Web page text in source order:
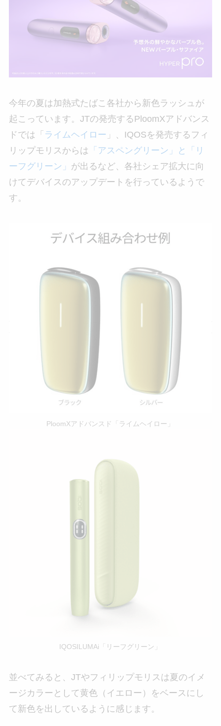
今年の夏は加熱式たばこ各社から新色ラッシュが
起こっています。JTの発売するPloomXアドバンス
ドでは「
ライムヘイロー 」、IQOSを発売するフィ
リップモリスからは 「アスペングリーン」と「リ
ーフグリーン」 が出るなど、各社シェア拡大に向
けてデバイスのアップデートを行っているようで
す。
PloomXアドバンスド「ライムヘイロー」
IQOSILUMAi「リーフグリーン」
並べてみると、JTやフィリップモリスは夏のイメ
ージカラーとして黄色（イエロー）をベースにし
て新色を出しているように感じます。